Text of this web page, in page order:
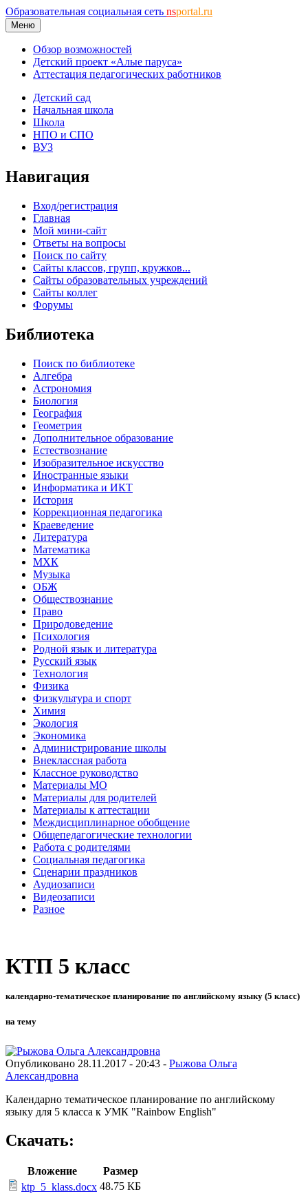
Образовательная социальная сеть nsportal.ru
Меню
Обзор возможностей
Детский проект «Алые паруса»
Аттестация педагогических работников
Детский сад
Начальная школа
Школа
НПО и СПО
ВУЗ
Навигация
Вход/регистрация
Главная
Мой мини-сайт
Ответы на вопросы
Поиск по сайту
Сайты классов, групп, кружков...
Сайты образовательных учреждений
Сайты коллег
Форумы
Библиотека
Поиск по библиотеке
Алгебра
Астрономия
Биология
География
Геометрия
Дополнительное образование
Естествознание
Изобразительное искусство
Иностранные языки
Информатика и ИКТ
История
Коррекционная педагогика
Краеведение
Литература
Математика
МХК
Музыка
ОБЖ
Обществознание
Право
Природоведение
Психология
Родной язык и литература
Русский язык
Технология
Физика
Физкультура и спорт
Химия
Экология
Экономика
Администрирование школы
Внеклассная работа
Классное руководство
Материалы МО
Материалы для родителей
Материалы к аттестации
Междисциплинарное обобщение
Общепедагогические технологии
Работа с родителями
Социальная педагогика
Сценарии праздников
Аудиозаписи
Видеозаписи
Разное
КТП 5 класс
календарно-тематическое планирование по английскому языку (5 класс)
на тему
Опубликовано 28.11.2017 - 20:43 - Рыжова Ольга
Александровна
Календарно тематическое планирование по английскому
языку для 5 класса к УМК "Rainbow English"
Скачать:
Вложение
Размер
ktp_5_klass.docx 48.75 КБ